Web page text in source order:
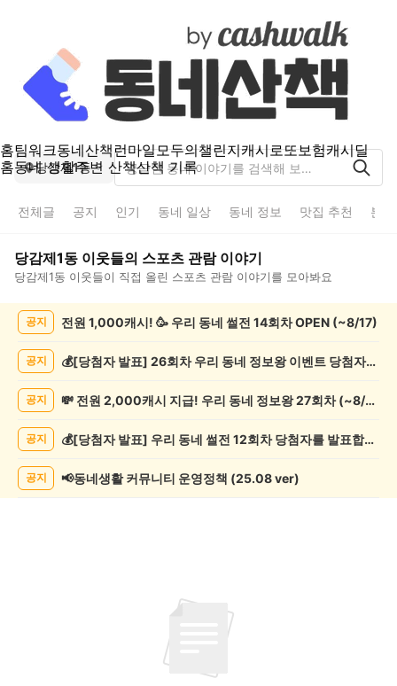
홈팀워크동네산책런마일모두의챌린지캐시로또보험캐시딜
홈동네 생활주변 산책산책 기록
당감제1동
전체글 공지 인기 동네 일상 동네 정보 맛집 추천 분
당감제1동 이웃들의 스포츠 관람이야기
당감제1동 이웃들이 직접 올린 스포츠 관람 이야기를 모아봐요
시
공지 전원 1,000캐시! 🥳 우리 동네 썰전 14회차 OPEN (~8/17)
공지 💰[당첨자 발표] 26회차 우리 동네 정보왕 이벤트 당첨자를 발표합니다!
공지 💸 전원 2,000캐시 지급! 우리 동네 정보왕 27회차 (~8/10)
공지 💰[당첨자 발표] 우리 동네 썰전 12회차 당첨자를 발표합니다!
공지 📢동네생활 커뮤니티 운영정책 (25.08 ver)